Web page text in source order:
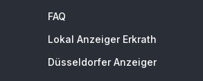
FAQ
Lokal Anzeiger Erkrath
Düsseldorfer Anzeiger